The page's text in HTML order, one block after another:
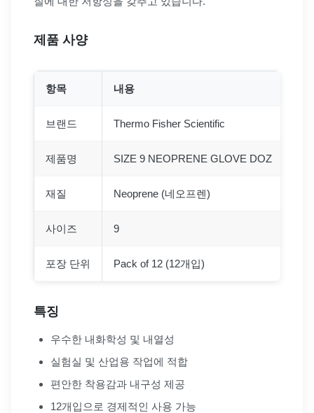
제품 사양
항목 내용
브랜드 Thermo Fisher Scientific
제품명 SIZE 9 NEOPRENE GLOVE DOZ
재질 Neoprene (네오프렌)
사이즈 9
포장 단위 Pack of 12 (12개입)
특징
우수한 내화학성 및 내열성
실험실 및 산업용 작업에 적합
편안한 착용감과 내구성 제공
12개입으로 경제적인 사용 가능